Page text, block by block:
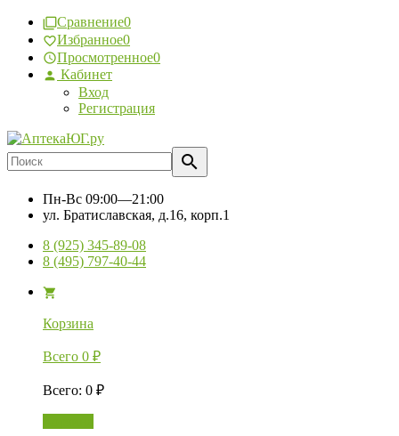
Сравнение0
Избранное0
Просмотренное0
Кабинет
Вход
Регистрация
Пн-Вс 09:00—21:00
ул. Братиславская, д.16, корп.1
8 (925) 345-89-08
8 (495) 797-40-44
Корзина
Всего 0 ₽
Всего: 0 ₽